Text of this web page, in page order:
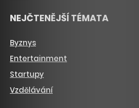
NEJČTENĚJŠÍ TÉMATA
Byznys
Entertainment
Startupy
Vzdělávání